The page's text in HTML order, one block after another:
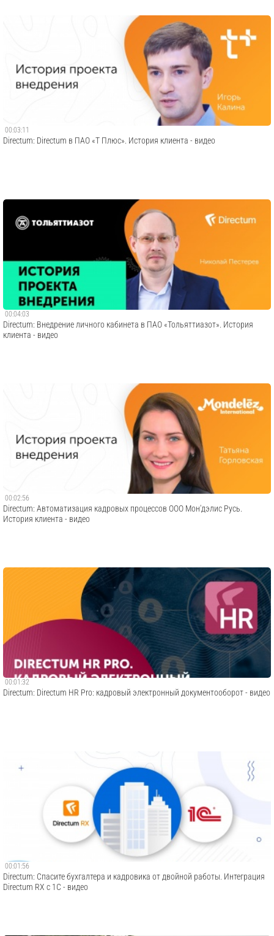
00:03:11
Directum: Directum в ПАО «Т Плюс». История клиента - видео
00:04:03
Directum: Внедрение личного кабинета в ПАО «Тольяттиазот». История
клиента - видео
00:02:56
Directum: Автоматизация кадровых процессов ООО Мон'дэлис Русь.
История клиента - видео
00:01:32
Directum: Directum HR Pro: кадровый электронный документооборот - видео
00:01:56
Directum: Спасите бухгалтера и кадровика от двойной работы. Интеграция
Directum RX с 1С - видео